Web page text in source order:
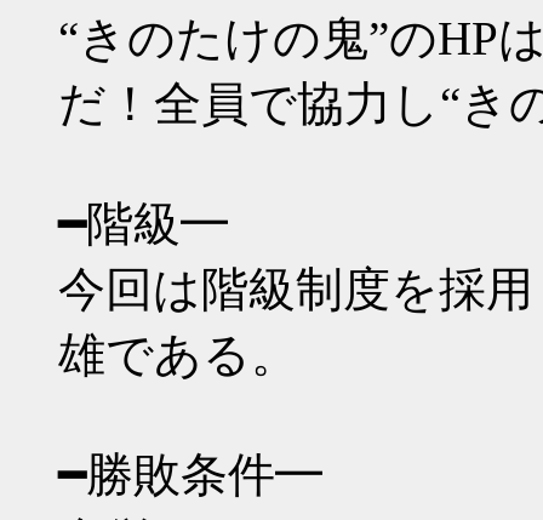
“きのたけの鬼”のHP
だ！全員で協力し“き
━階級━
今回は階級制度を採
雄である。
━勝敗条件━